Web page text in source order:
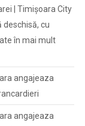
| Timișoara City
cu
în mai mult
angajeaza
angajeaza